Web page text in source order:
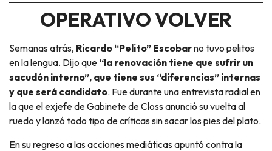
OPERATIVO VOLVER
Semanas atrás, Ricardo “Pelito” Escobarno tuvo pelitos
en la lengua. Dijo que “la renovación tiene que sufrir un
sacudón interno”, que tiene sus “diferencias” internas
y que será candidato. Fue durante una entrevista radial en
la que el exjefe de Gabinete de Closs anunció su vuelta al
ruedo y lanzó todo tipo de críticas sin sacar los pies del plato.
En su regreso a las acciones mediáticas apuntó contra la